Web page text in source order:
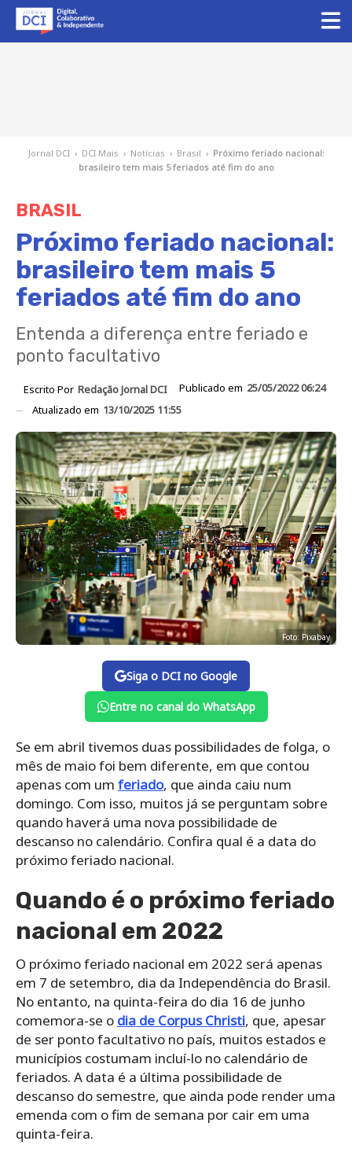
Jornal DCI › DCI Mais › Notícias › Brasil › Próximo feriado nacional:
brasileiro tem mais 5 feriados até fim do ano
BRASIL
Próximo feriado nacional:
brasileiro tem mais 5
feriados até fim do ano
Entenda a diferença entre feriado e
ponto facultativo
Escrito Por Redação Jornal DCI Publicado em 25/05/2022 06:24
Atualizado em 13/10/2025 11:55
Foto: Pixabay
Siga o DCI no Google
Entre no canal do WhatsApp
Se em abril tivemos duas possibilidades de folga, o
mês de maio foi bem diferente, em que contou
apenas com um feriado, que ainda caiu num
domingo. Com isso, muitos já se perguntam sobre
quando haverá uma nova possibilidade de
descanso no calendário. Confira qual é a data do
próximo feriado nacional.
Quando é o próximo feriado
nacional em 2022
O próximo feriado nacional em 2022 será apenas
em 7 de setembro, dia da Independência do Brasil.
No entanto, na quinta-feira do dia 16 de junho
comemora-se o dia de Corpus Christi, que, apesar
de ser ponto facultativo no país, muitos estados e
municípios costumam incluí-lo no calendário de
feriados. A data é a última possibilidade de
descanso do semestre, que ainda pode render uma
emenda com o fim de semana por cair em uma
quinta-feira.